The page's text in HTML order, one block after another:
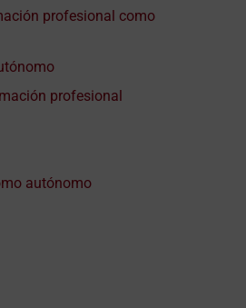
profesional como
profesional
autónomo